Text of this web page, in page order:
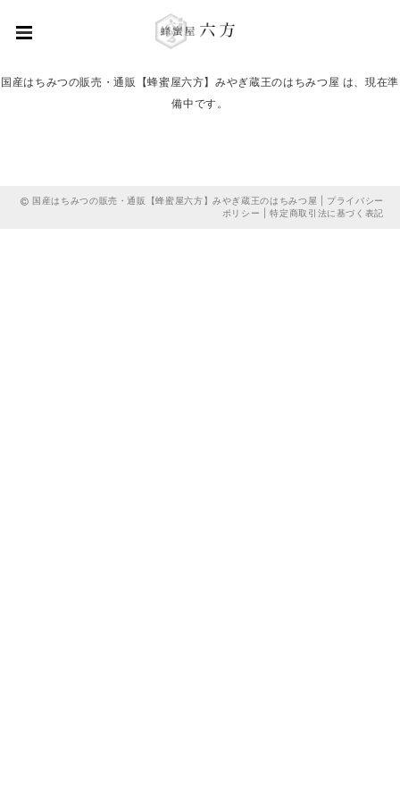
国産はちみつの販売・通販【蜂蜜屋六方】みやぎ蔵王のはちみつ屋 は、現在準
備中です。
国産はちみつの販売・通販【蜂蜜屋六方】みやぎ蔵王のはちみつ屋 | プライバシー
ポリシー
|特定商取引法に基づく表記